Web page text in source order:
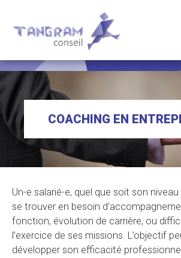
COACHING EN
Un-e salarié-e, quel que soit son
se trouver en besoin
fonction, évolution de carrière, ou
l’exercice de ses missions. L’objectif
développer son efficacité